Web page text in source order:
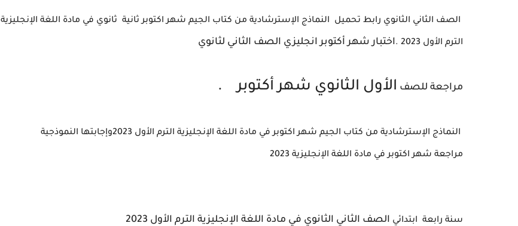
الصف الثاني الثانوي رابط تحميل النماذج الإسترشادية من كتاب الجيم شهر اكتوبر ثانية ثانوي في مادة اللغة الإنجليزية
الترم الأول 2023 . اختبار شهر أكتوبر انجليزي الصف الثاني لثانوي
مراجعة للصف الأول الثانوي شهر أكتوبر .
النماذج الإسترشادية من كتاب الجيم شهر اكتوبر في مادة اللغة الإنجليزية الترم الأول 2023وإجابتها النموذجية
مراجعة شهر اكتوبر في مادة اللغة الإنجليزية 2023
سنة رابعة ابتدائي الصف الثاني الثانوي في مادة اللغة الإنجليزية الترم الأول 2023